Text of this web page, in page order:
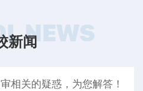
NEWS
新闻
相关的疑惑，为您解答！